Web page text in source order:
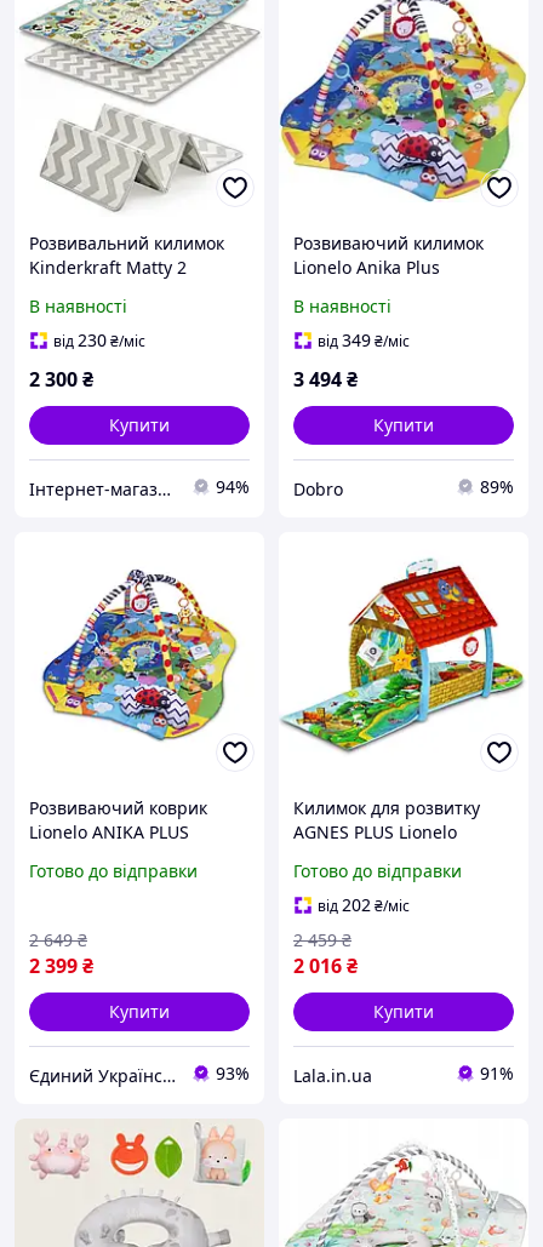
Розвивальний килимок
Kinderkraft Matty 2
В наявності
від230₴/міс
2 300₴
Купити
Інтернет-магазин Mom's mouse 94%
Розвиваючий килимок
Lionelo Anika Plus
В наявності
від349₴/міс
3 494₴
Купити
Dobro 89%
Розвиваючий коврик
Lionelo ANIKA PLUS
Готово до відправки
2 399₴
2 649 ₴
Купити
Єдиний Український 93%
Килимок для розвитку
AGNES PLUS Lionelo
Готово до відправки
від202₴/міс
2 016₴
2 459 ₴
Купити
Lala.in.ua 91%